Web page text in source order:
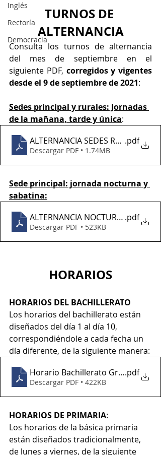
Inglés
Rectoría
Democracia
TURNOS DE
ALTERNANCIA
Consulta los turnos de alternancia
del mes de septiembre en el
siguiente PDF, corregidos y vigentes
desde el 9 de septiembre de 2021:
Sedes principal y rurales: Jornadas
de la mañana, tarde y única:
ALTERNANCIA SEDES RURALES Y
.pdf
Descargar PDF • 1.74MB
Sede principal: jornada nocturna y
sabatina:
ALTERNANCIA NOCTURNA Y.pdf
Descargar PDF • 523KB
HORARIOS
HORARIOS DEL BACHILLERATO
Los horarios del bachillerato están
diseñados del día 1 al día 10,
correspondiéndole a cada fecha un
día diferente, de la siguiente manera:
Horario Bachillerato Grupos - 2021
.pdf
Descargar PDF • 422KB
HORARIOS DE PRIMARIA:
Los horarios de la básica primaria
están diseñados tradicionalmente,
de lunes a viernes, de la siguiente